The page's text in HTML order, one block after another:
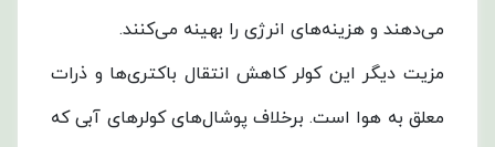
محیط‌های
مسکونی،
تجاری
می‌دهند و هزینه‌های انرژی را بهینه می‌کنند.
مزیت دیگر این کولر کاهش انتقال باکتری‌ها و ذرات
معلق به هوا است. برخلاف پوشال‌های کولرهای آبی که